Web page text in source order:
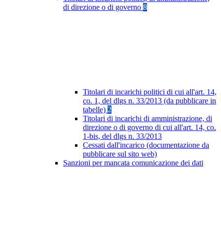
di direzione o di governo 8
Titolari di incarichi politici di cui all'art. 14,
co. 1, del dlgs n. 33/2013 (da pubblicare in
tabelle) 2
Titolari di incarichi di amministrazione, di
direzione o di governo di cui all'art. 14, co.
1-bis, del dlgs n. 33/2013
Cessati dall'incarico (documentazione da
pubblicare sul sito web)
Sanzioni per mancata comunicazione dei dati